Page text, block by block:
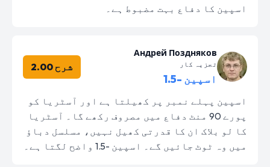
اسپین کا دفاع بہت مضبوط ہے۔
Андрей Поздняков
تجزیہ کار
اسپین -1.5
شرح 2.00
اسپین پہلے نمبر پر کھیلتا ہے اور آسٹریا کو
پورے 90 منٹ دفاع میں مصروف رکھے گا۔ آسٹریا
کا لو بلاک ان کا قدرتی کھیل نہیں، مسلسل دباؤ
میں وہ ٹوٹ جائیں گے۔ اسپین -1.5 واضح لگتا ہے۔